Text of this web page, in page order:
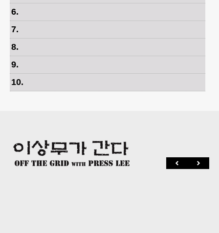
6.
7.
8.
9.
10.